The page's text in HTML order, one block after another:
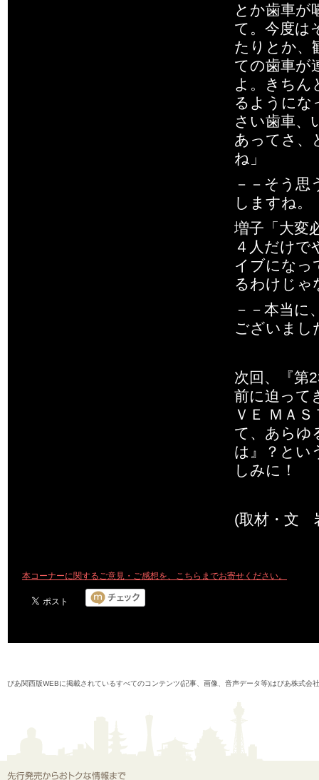
とか歯車が
て。今度は
たりとか、
ての歯車が
よ。きちん
るようにな
さい歯車、
あってさ、
ね」
－－そう
しますね。
増子「大変
４人だけ
イブになっ
るわけじゃ
－－本当
ございまし
次回、『第
前に迫って
ＶＥ ＭＡ
て、あらゆ
は』？とい
しみに！
(取材・文
本コーナーに関するご意見・ご感想を、こちらまでお寄せください。
ぴあ関西版WEBに掲載されているすべてのコンテンツ(記事、画像、音声データ等)はぴあ株式会